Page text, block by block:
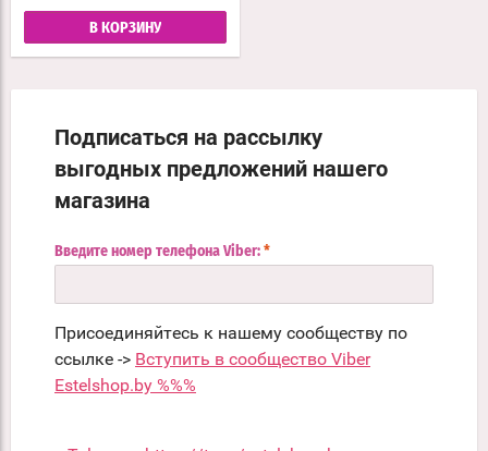
В КОРЗИНУ
Подписаться на рассылку
выгодных предложений нашего
магазина
Введите номер телефона Viber: *
Присоединяйтесь к нашему сообществу по
ссылке -> Вступить в сообщество Viber
Estelshop.by %%%